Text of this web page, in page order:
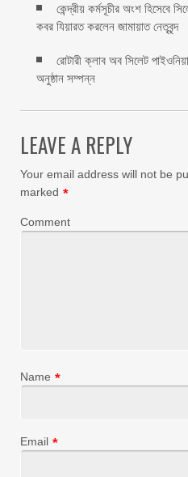
কেন্দ্রীয় কর্মসূচীর অংশ হিসেবে
কবর যিয়ারত করলেন জামায়াত নেতৃবৃন্দ ‎
রোটারী ক্লাব অব সিলেট
অনুষ্ঠান সম্পন্ন
LEAVE A REPLY
Your email address will not be
marked *
Comment
Name *
Email *